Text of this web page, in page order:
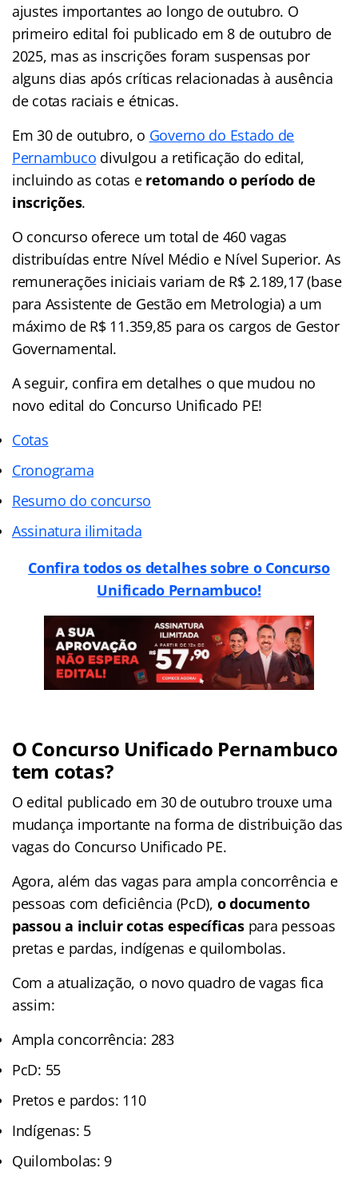
ajustes importantes ao longo de outubro. O
primeiro edital foi publicado em 8 de outubro de
2025, mas as inscrições foram suspensas por
alguns dias após críticas relacionadas à ausência
de cotas raciais e étnicas.
Em 30 de outubro, o Governo do Estado de
Pernambuco divulgou a retificação do edital,
incluindo as cotas e retomando o período de
inscrições.
O concurso oferece um total de 460 vagas
distribuídas entre Nível Médio e Nível Superior. As
remunerações iniciais variam de R$ 2.189,17 (base
para Assistente de Gestão em Metrologia) a um
máximo de R$ 11.359,85 para os cargos de Gestor
Governamental.
A seguir, confira em detalhes o que mudou no
novo edital do Concurso Unificado PE!
Cotas
Cronograma
Resumo do concurso
Assinatura ilimitada
Confira todos os detalhes sobre o Concurso
Unificado Pernambuco!
O Concurso Unificado Pernambuco
tem cotas?
O edital publicado em 30 de outubro trouxe uma
mudança importante na forma de distribuição das
vagas do Concurso Unificado PE.
Agora, além das vagas para ampla concorrência e
pessoas com deficiência (PcD), o documento
passou a incluir cotas específicaspara pessoas
pretas e pardas, indígenas e quilombolas.
Com a atualização, o novo quadro de vagas fica
assim:
Ampla concorrência: 283
PcD: 55
Pretos e pardos: 110
Indígenas: 5
Quilombolas: 9